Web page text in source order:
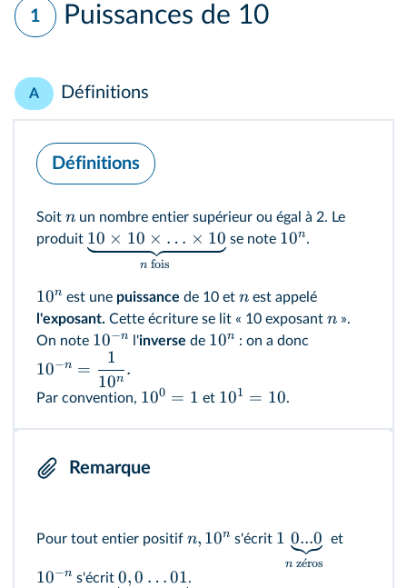
1 Puissances de 10
A Définitions
Définitions
Soit n un nombre entier supérieur ou égal à 2. Le
produit
n fois
10 × 10 × … × 10 se note 10n.
10n est une puissance de 10 et n est appelé
l'exposant. Cette écriture se lit « 10 exposant n ».
On note 10−n l'inverse de 10n : on a donc
10−n =
10n
1
.
Par convention, 100 = 1 et 101 = 10.
Remarque
Pour tout entier positif n, 10n s'écrit 1
n ze
ˊros
0...0 et
10−n s'écrit 0,0 …01.